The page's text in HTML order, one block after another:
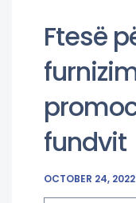
Ftesë
fundvit
OCTOBER 24, 2022